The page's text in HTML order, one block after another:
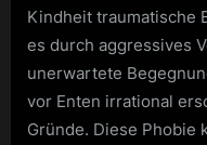
Kindheit traumatische
es durch aggressives
unerwartete
vor Enten irrational
Gründe. Diese Phobie